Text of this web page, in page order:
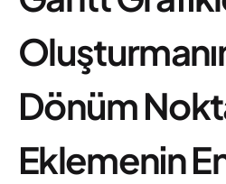
Dönüm
Eklemenin